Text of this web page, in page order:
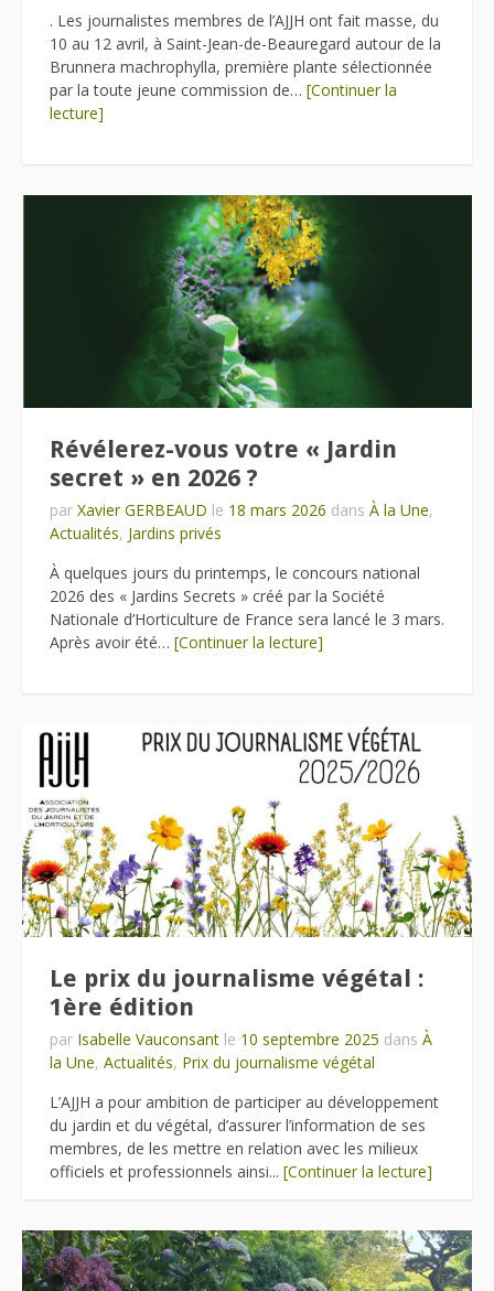
. Les journalistes membres de l’AJJH ont fait masse, du
10 au 12 avril, à Saint-Jean-de-Beauregard autour de la
Brunnera machrophylla, première plante sélectionnée
par la toute jeune commission de… [Continuer la
lecture]
Révélerez-vous votre « Jardin
secret » en 2026 ?
par Xavier GERBEAUD le 18 mars 2026 dans À la Une,
Actualités, Jardins privés
À quelques jours du printemps, le concours national
2026 des « Jardins Secrets » créé par la Société
Nationale d’Horticulture de France sera lancé le 3 mars.
Après avoir été… [Continuer la lecture]
Le prix du journalisme végétal :
1ère édition
par Isabelle Vauconsant le 10 septembre 2025 dans À
la Une, Actualités, Prix du journalisme végétal
L’AJJH a pour ambition de participer au développement
du jardin et du végétal, d’assurer l’information de ses
membres, de les mettre en relation avec les milieux
officiels et professionnels ainsi... [Continuer la lecture]